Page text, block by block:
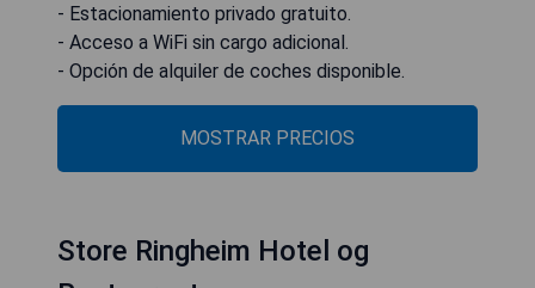
- Estacionamiento privado gratuito.
- Acceso a WiFi sin cargo adicional.
- Opción de alquiler de coches disponible.
MOSTRAR PRECIOS
Store Ringheim Hotel og